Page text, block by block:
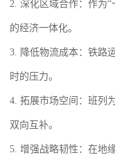
2. 深化区域合作：作为
的经济一体化。
3. 降低物流成本：铁路
时的压力。
4. 拓展市场空间：班列
双向互补。
5. 增强战略韧性：在地